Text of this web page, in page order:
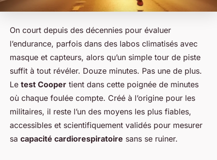
On court depuis des décennies pour évaluer
l’endurance, parfois dans des labos climatisés avec
masque et capteurs, alors qu’un simple tour de piste
suffit à tout révéler. Douze minutes. Pas une de plus.
Le test Cooper tient dans cette poignée de minutes
où chaque foulée compte. Créé à l’origine pour les
militaires, il reste l’un des moyens les plus fiables,
accessibles et scientifiquement validés pour mesurer
sa capacité cardiorespiratoire sans se ruiner.